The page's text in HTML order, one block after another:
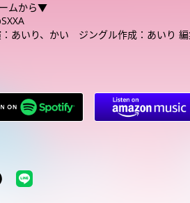
ムから▼
あいり、かい ジングル作成：あいり 編